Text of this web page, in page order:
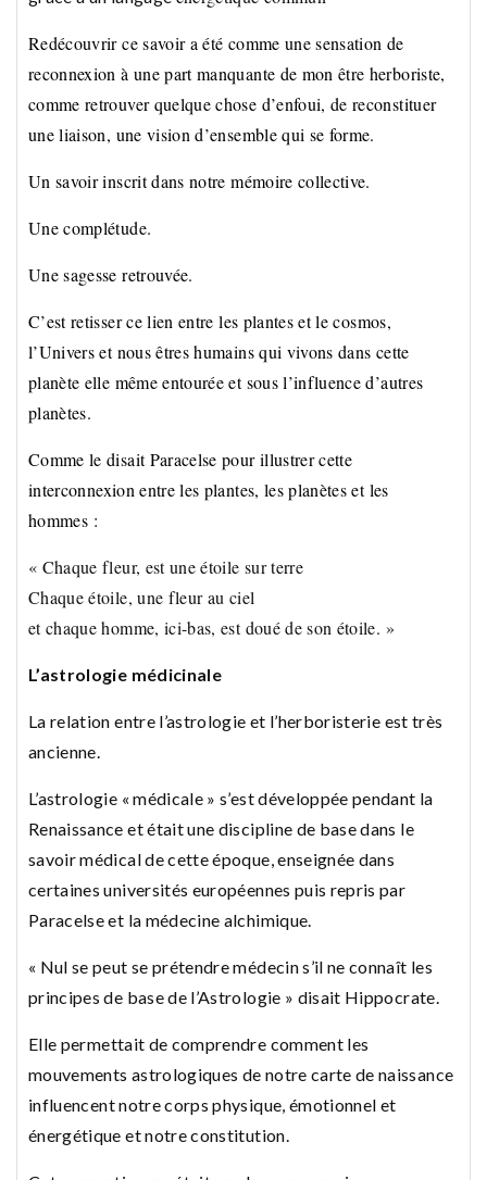
Redécouvrir ce savoir a été comme une sensation de
reconnexion à une part manquante de mon être herboriste,
comme retrouver quelque chose d’enfoui, de reconstituer
une liaison, une vision d’ensemble qui se forme.
Un savoir inscrit dans notre mémoire collective.
Une complétude.
Une sagesse retrouvée.
C’est retisser ce lien entre les plantes et le cosmos,
l’Univers et nous êtres humains qui vivons dans cette
planète elle même entourée et sous l’influence d’autres
planètes.
Comme le disait Paracelse pour illustrer cette
interconnexion entre les plantes, les planètes et les
hommes :
« Chaque fleur, est une étoile sur terre⠀
Chaque étoile, une fleur au ciel⠀
et chaque homme, ici-bas, est doué de son étoile. »⠀
L’astrologie médicinale
La relation entre l’astrologie et l’herboristerie est très
ancienne.
L’astrologie « médicale » s’est développée pendant la
Renaissance et était une discipline de base dans le
savoir médical de cette époque, enseignée dans
certaines universités européennes puis repris par
Paracelse et la médecine alchimique.
« Nul se peut se prétendre médecin s’il ne connaît les
principes de base de l’Astrologie » disait Hippocrate.
Elle permettait de comprendre comment les
mouvements astrologiques de notre carte de naissance
influencent notre corps physique, émotionnel et
énergétique et notre constitution.